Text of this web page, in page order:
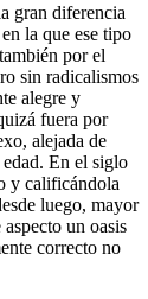
gran diferencia
la que ese tipo
por el
sin radicalismos
alegre y
fuera por
alejada de
En el siglo
y calificándola
luego, mayor
un oasis
correcto no